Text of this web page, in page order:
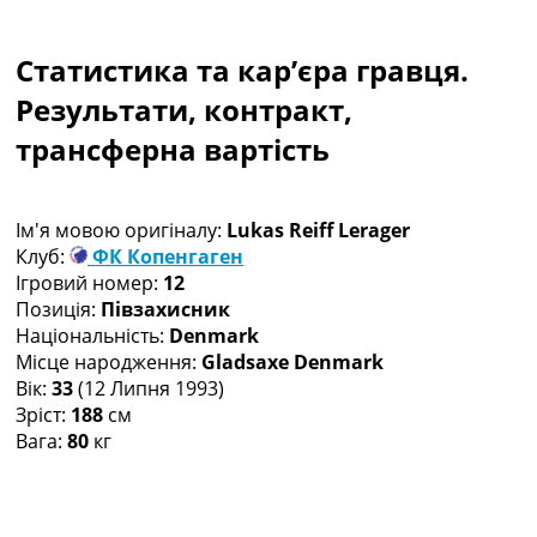
Чемпіонат Світу
Україна. Прем’єр-Ліга
Україна. Перша Ліга
Ліга Чемпіонів
Ще Турніри >>>
Таблиці
Чемпіонат Світу. Турнирні таблиці
Таблиця УПЛ
Перша Ліга
Таблиця АПЛ
Таблиця Ла Ліги
Таблиця Ліги Чемпіонів
Всі таблиці >>>
Статистика та кар’єра гравця.
Результати, контракт,
трансферна вартість
Ім'я мовою оригіналу: Lukas Reiff Lerager
Клуб:
ФК Копенгаген
Ігровий номер: 12
Позиція: Півзахисник
Національність: Denmark
Місце народження: Gladsaxe Denmark
Вік: 33(12 Липня 1993)
Зріст: 188 см
Вага: 80 кг